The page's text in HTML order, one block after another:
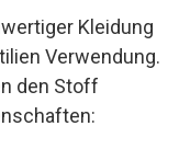
Kleidung
Verwendung.
den Stoff